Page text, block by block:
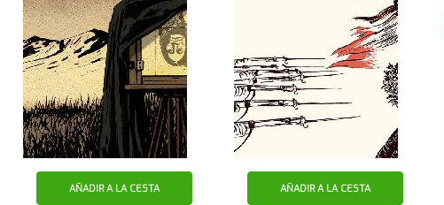
AÑADIR A LA CESTA AÑADIR A LA CESTA